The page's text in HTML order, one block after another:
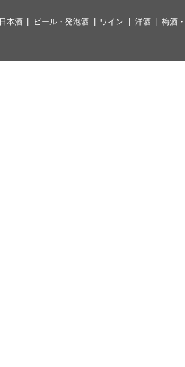
日本酒 ビール・発泡酒 ワイン 洋酒 梅酒